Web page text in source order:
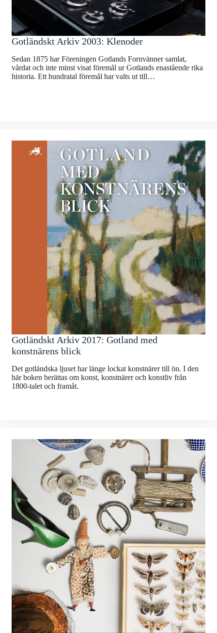
Gotländskt Arkiv 2003: Klenoder
Sedan 1875 har Föreningen Gotlands Fornvänner samlat,
vårdat och inte minst visat föremål ur Gotlands enastående rika
historia. Ett hundratal föremål har valts ut till…
Gotländskt Arkiv 2017: Gotland med
konstnärens blick
Det gotländska ljuset har länge lockat konstnärer till ön. I den
här boken berättas om konst, konstnärer och konstliv från
1800-talet och framåt.